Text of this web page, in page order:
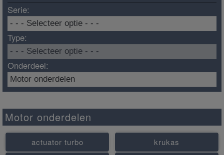
Serie:
Type:
Onderdeel:
Motor onderdelen
actuator turbo
krukas